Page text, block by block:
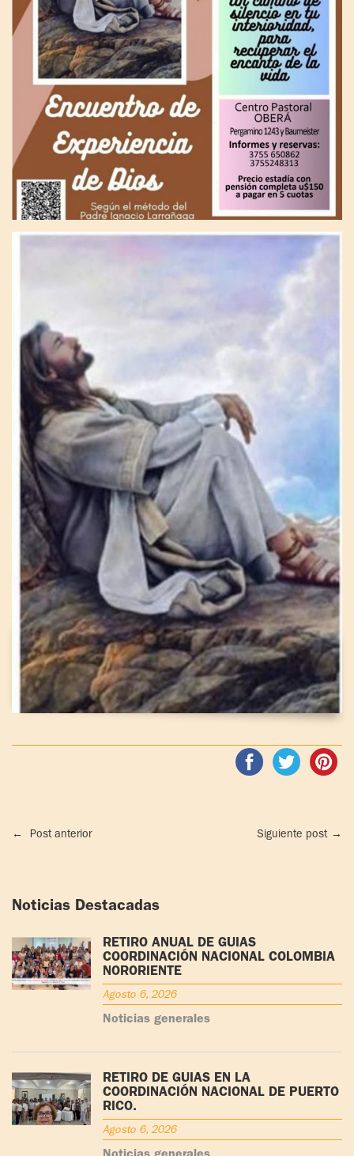
← Post anterior Siguiente post →
Noticias Destacadas
RETIRO ANUAL DE GUÍAS
COORDINACIÓN NACIONAL COLOMBIA
NORORIENTE
Agosto 6, 2026
Noticias generales
RETIRO DE GUÍAS EN LA
COORDINACIÓN NACIONAL DE PUERTO
RICO.
Agosto 6, 2026